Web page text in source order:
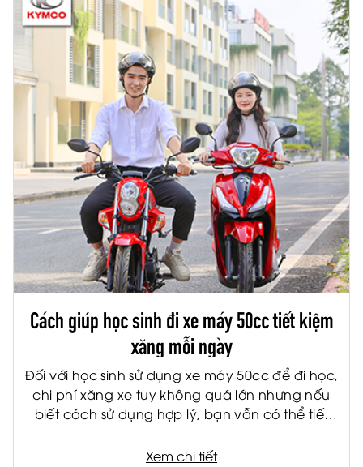
Cách giúp học sinh đi xe máy 50cc tiết kiệm
xăng mỗi ngày
Đối với học sinh sử dụng xe máy 50cc để đi học,
chi phí xăng xe tuy không quá lớn nhưng nếu
biết cách sử dụng hợp lý, bạn vẫn có thể tiết
chi phí cho gia đình, việc tiết kiệm nhiên liệu còn
Xem chi tiết